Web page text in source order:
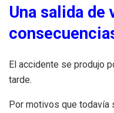
Una salida de
El accidente se produjo
tarde.
Por motivos que todavía